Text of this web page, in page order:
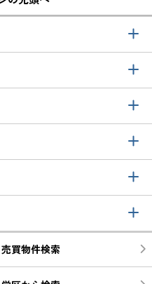
売買物件検索